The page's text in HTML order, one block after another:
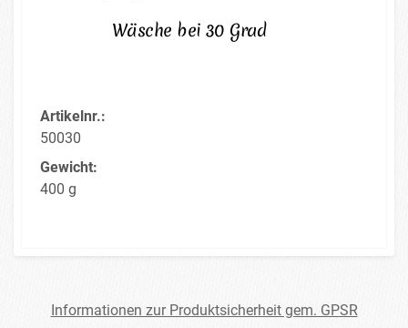
Wäsche bei 30 Grad
Artikelnr.:
50030
Gewicht:
400 g
Informationen zur Produktsicherheit gem. GPSR